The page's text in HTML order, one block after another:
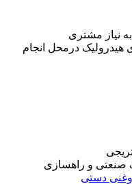
نیاز مشتری
هیدرولیک درمحل انجام
صنعتی و راهسازی
دستی